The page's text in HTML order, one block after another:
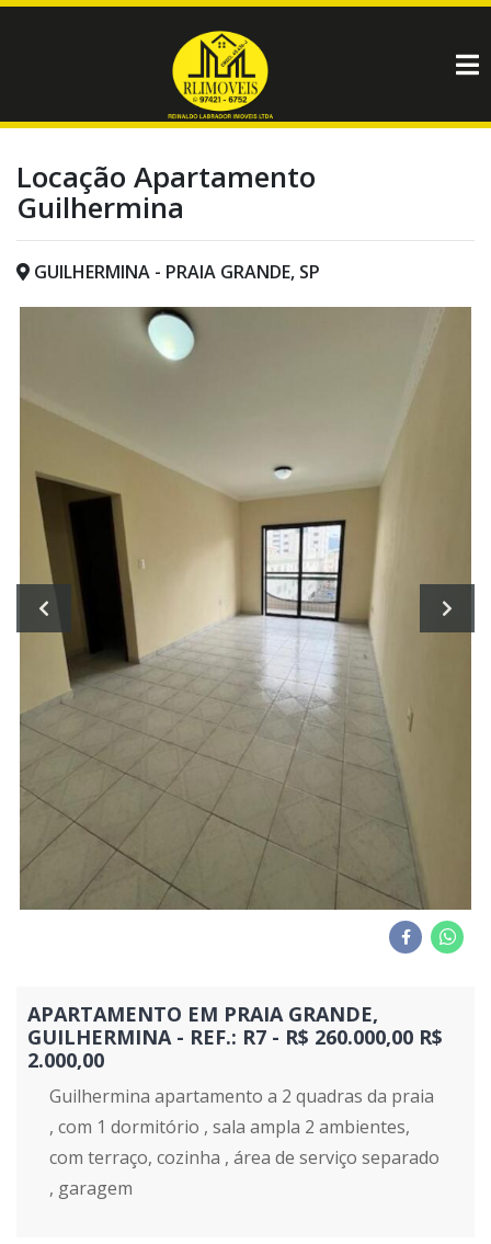
Locação Apartamento
Guilhermina
GUILHERMINA - PRAIA GRANDE, SP
APARTAMENTO EM PRAIA GRANDE,
GUILHERMINA - REF.: R7 - R$ 260.000,00 R$
2.000,00
Guilhermina apartamento a 2 quadras da praia
, com 1 dormitório , sala ampla 2 ambientes,
com terraço, cozinha , área de serviço separado
, garagem